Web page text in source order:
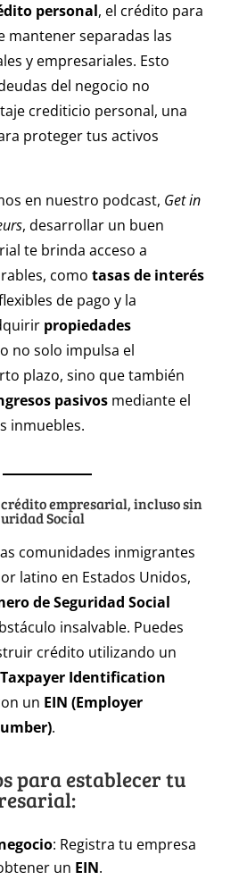
personal, el crédito para
mantener separadas las
y empresariales. Esto
del negocio no
crediticio personal, una
proteger tus activos
en nuestro podcast, Get in
, desarrollar un buen
te brinda acceso a
como tasas de interés
de pago y la
propiedades
no solo impulsa el
plazo, sino que también
pasivosmediante el
inmuebles.
empresarial, incluso sin
Social
comunidades inmigrantes
latino en Estados Unidos,
de Seguridad Social
insalvable. Puedes
crédito utilizando un
Identification
un EIN (Employer
.
para establecer tu
: Registra tu empresa
un EIN.